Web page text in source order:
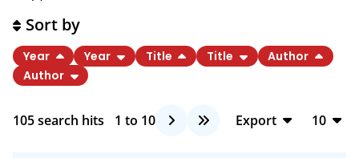
105search hits 1 to 10
Export
10
Sort by
Year Year Title Title
Author
Author